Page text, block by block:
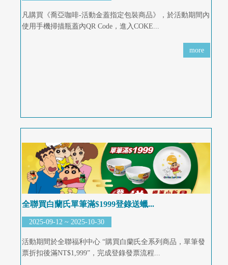
凡購買《喬亞咖啡-活動金蓋指定包裝商品》，於活動期間內
使用手機掃描瓶蓋內QR Code，進入COKE...
more
全聯買白蘭氏單筆滿$1999登錄送蠟...
2025-09-12 ~ 2025-10-30
活動期間於全聯福利中心 “購買白蘭氏全系列商品，單筆發
票折扣後滿NT$1,999”，完成登錄發票流程...